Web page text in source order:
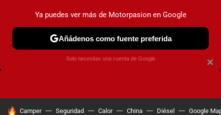
CAMBIO DE ACEITE AIRE ACONDICIONADO
HOY SE HABLA DE
Camper Seguridad Calor China Diésel Google
×
Ya puedes ver más de Motorpasion en Google
Añádenos como fuente preferida
Solo necesitas una cuenta de Google